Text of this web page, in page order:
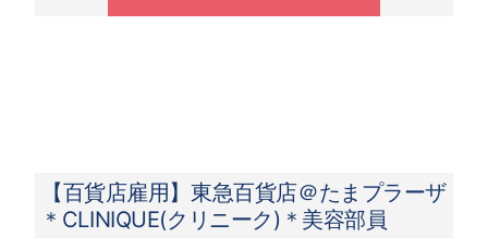
【百貨店雇用】東急百貨店＠たまプラーザ
＊CLINIQUE(クリニーク)＊美容部員